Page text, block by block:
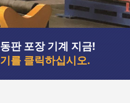
판 포장 기계 지금!
를 클릭하십시오.